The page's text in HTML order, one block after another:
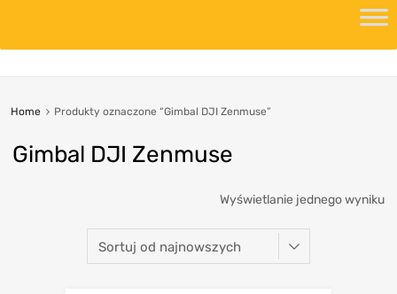
Home Produkty oznaczone “Gimbal DJI Zenmuse”
Gimbal DJI Zenmuse
Wyświetlanie jednego wyniku